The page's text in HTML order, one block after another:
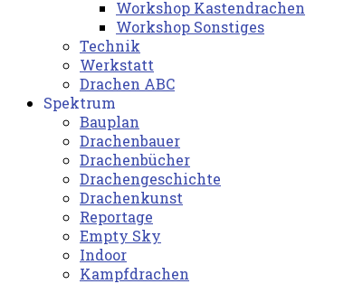
Workshop Kastendrachen
Workshop Sonstiges
Technik
Werkstatt
Drachen ABC
Spektrum
Bauplan
Drachenbauer
Drachenbücher
Drachengeschichte
Drachenkunst
Reportage
Empty Sky
Indoor
Kampfdrachen